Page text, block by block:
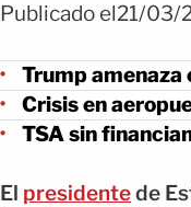
Publicado el21/03/
Trump amenaza
Crisis en
TSA sin
El presidentede